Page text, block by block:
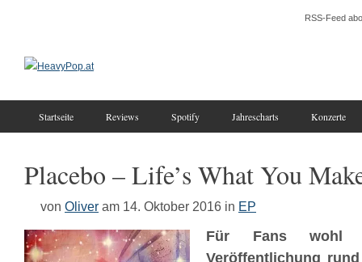
RSS-Feed
Startseite Reviews Spotify Jahrescharts Konzerte
Placebo – Life’s What You
von Oliver am 14. Oktober 2016 in EP
Für Fans wohl
Veröffentlichung